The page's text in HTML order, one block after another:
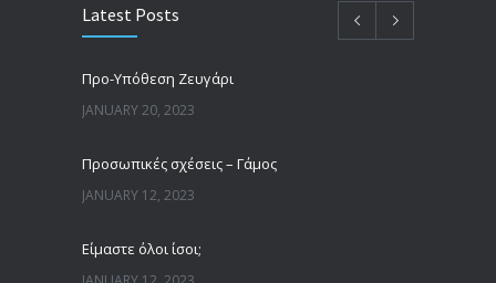
Latest Posts
Προ-Υπόθεση Ζευγάρι
JANUARY 20, 2023
Προσωπικές σχέσεις – Γάμος
JANUARY 12, 2023
Είμαστε όλοι ίσοι;